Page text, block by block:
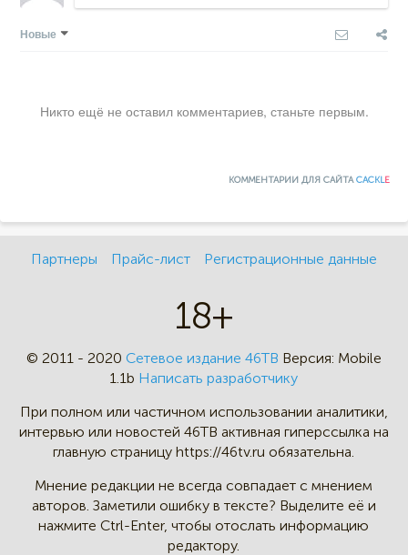
Новые
Никто ещё не оставил комментариев, станьте первым.
КОММЕНТАРИИ ДЛЯ САЙТАCACKLE
Партнеры Прайс-лист Регистрационные данные
18+
© 2011 - 2020 Сетевое издание 46ТВ Версия: Mobile
1.1b Написать разработчику
При полном или частичном использовании аналитики,
интервью или новостей 46TB активная гиперссылка на
главную страницу https://46tv.ru обязательна.
Мнение редакции не всегда совпадает с мнением
авторов. Заметили ошибку в тексте? Выделите её и
нажмите Ctrl-Enter, чтобы отослать информацию
редактору.